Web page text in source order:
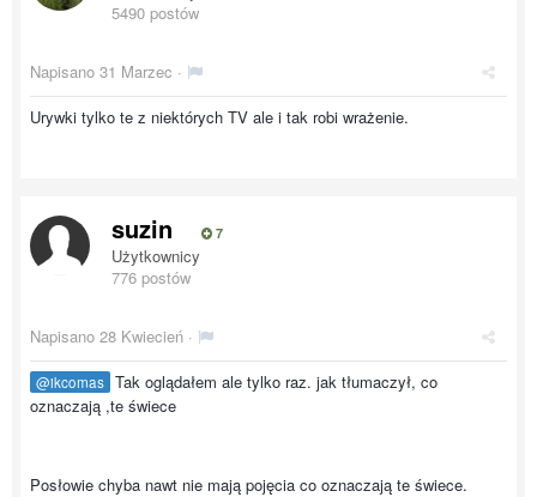
5490 postów
Napisano 31 Marzec ·
Urywki tylko te z niektórych TV ale i tak robi wrażenie.
suzin 7
Użytkownicy
776 postów
Napisano 28 Kwiecień ·
@ikcomas Tak oglądałem ale tylko raz. jak tłumaczył, co
oznaczają ,te świece
Posłowie chyba nawt nie mają pojęcia co oznaczają te świece.